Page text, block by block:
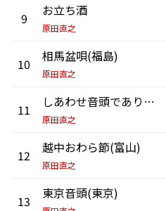
9 お立ち酒
原田直之
10 相馬盆唄(福島)
原田直之
11 しあわせ音頭でありがとさん
原田直之
12 越中おわら節(富山)
原田直之
13 東京音頭(東京)